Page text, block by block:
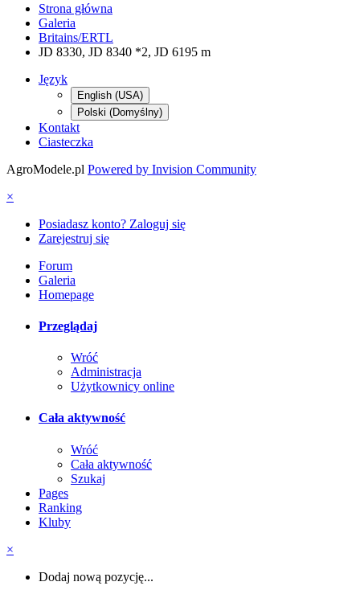
Strona główna
Galeria
Britains/ERTL
JD 8330, JD 8340 *2, JD 6195 m
Język
English (USA)
Polski (Domyślny)
Kontakt
Ciasteczka
AgroModele.pl Powered by Invision Community
×
Posiadasz konto? Zaloguj się
Zarejestruj się
Forum
Galeria
Homepage
Przeglądaj
Wróć
Administracja
Użytkownicy online
Cała aktywność
Wróć
Cała aktywność
Szukaj
Pages
Ranking
Kluby
×
Dodaj nową pozycję...